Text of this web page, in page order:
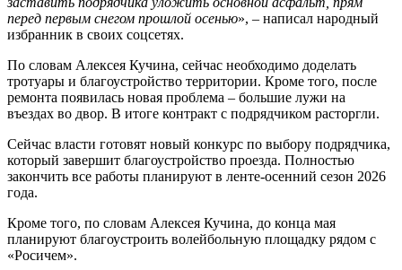
перед первым снегом прошлой осенью», – написал народный
избранник в своих соцсетях.
По словам Алексея Кучина, сейчас необходимо доделать
тротуары и благоустройство территории. Кроме того, после
ремонта появилась новая проблема – большие лужи на
въездах во двор. В итоге контракт с подрядчиком расторгли.
Сейчас власти готовят новый конкурс по выбору подрядчика,
который завершит благоустройство проезда. Полностью
закончить все работы планируют в ленте-осенний сезон 2026
года.
Кроме того, по словам Алексея Кучина, до конца мая
планируют благоустроить волейбольную площадку рядом с
«Росичем».